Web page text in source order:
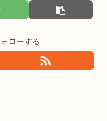
ローする